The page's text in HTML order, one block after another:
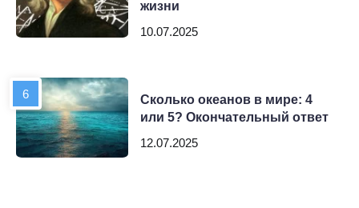
жизни
10.07.2025
Сколько океанов в мире: 4
или 5? Окончательный ответ
12.07.2025